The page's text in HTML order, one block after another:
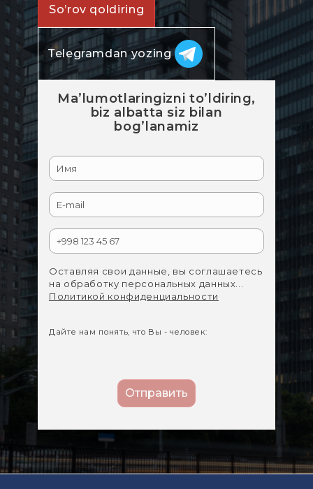
So’rov qoldiring
Telegramdan yozing
Ma’lumotlaringizni to’ldiring,
biz albatta siz bilan
bog’lanamiz
Оставляя свои данные, вы соглашаетесь
на обработку персональных данных...
Политикой конфиденциальности
Дайте нам понять, что Вы - человек: